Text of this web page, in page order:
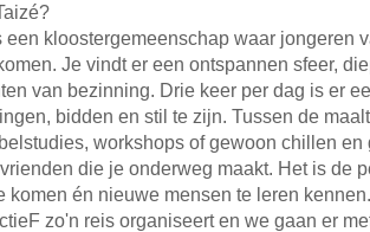
een kloostergemeenschap waar jongeren
Je vindt er een ontspannen sfeer,
van bezinning. Drie keer per dag is er
bidden en stil te zijn. Tussen de
workshops of gewoon chillen en
die je onderweg maakt. Het is de
komen én nieuwe mensen te leren
zo'n reis organiseert en we gaan er